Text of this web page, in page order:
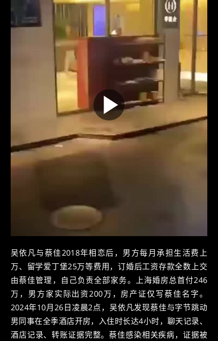
吴依凡与蔡佳2018年相恋后，男方每月承担生活费上
万、留学爱丁堡25万等费用，订婚后工资存款全数上交
由蔡佳管理，自己负责全部家务。上海婚房总首付246
万，男方家实际出资200万，房产证仅写蔡佳名字。
2024年10月26日凌晨2点，吴依凡发现蔡佳与字节跳动
男同事在全季酒店开房，入住时长达4小时，聊天记录、
酒店记录、转账证据完整。蔡佳感染相关疾病，证据被